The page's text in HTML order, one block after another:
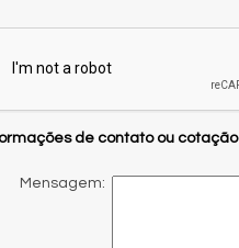
de contato ou cotação
Mensagem: